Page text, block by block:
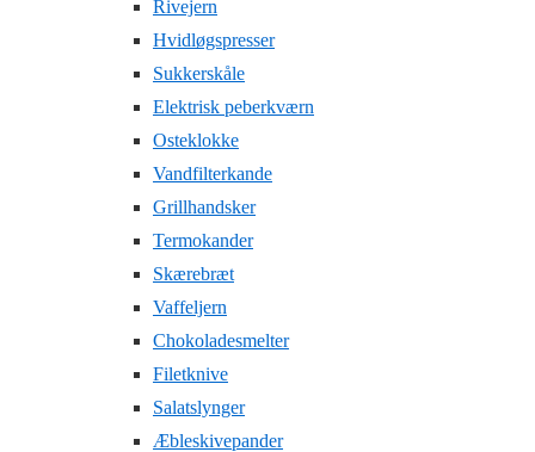
Rivejern
Hvidløgspresser
Sukkerskåle
Elektrisk peberkværn
Osteklokke
Vandfilterkande
Grillhandsker
Termokander
Skærebræt
Vaffeljern
Chokoladesmelter
Filetknive
Salatslynger
Æbleskivepander